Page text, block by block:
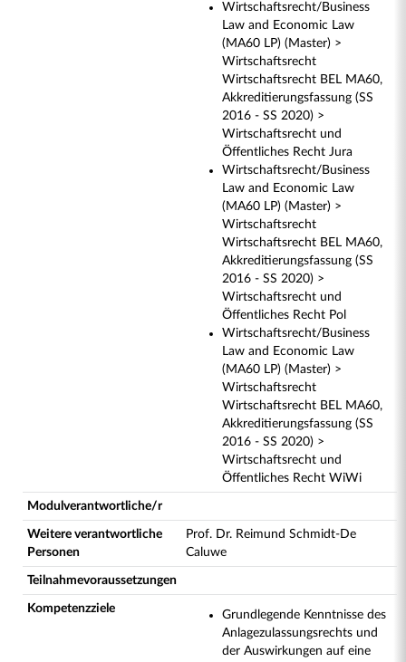
Wirtschaftsrecht/Business
Law and Economic Law
(MA60 LP) (Master) >
Wirtschaftsrecht
Wirtschaftsrecht BEL MA60,
Akkreditierungsfassung (SS
2016 - SS 2020) >
Wirtschaftsrecht und
Öffentliches Recht Jura
Wirtschaftsrecht/Business
Law and Economic Law
(MA60 LP) (Master) >
Wirtschaftsrecht
Wirtschaftsrecht BEL MA60,
Akkreditierungsfassung (SS
2016 - SS 2020) >
Wirtschaftsrecht und
Öffentliches Recht Pol
Wirtschaftsrecht/Business
Law and Economic Law
(MA60 LP) (Master) >
Wirtschaftsrecht
Wirtschaftsrecht BEL MA60,
Akkreditierungsfassung (SS
2016 - SS 2020) >
Wirtschaftsrecht und
Öffentliches Recht WiWi
Modulverantwortliche/r
Weitere verantwortliche
Personen
Prof. Dr. Reimund Schmidt-De
Caluwe
Teilnahmevoraussetzungen
Kompetenzziele
Grundlegende Kenntnisse des
Anlagezulassungsrechts und
der Auswirkungen auf eine